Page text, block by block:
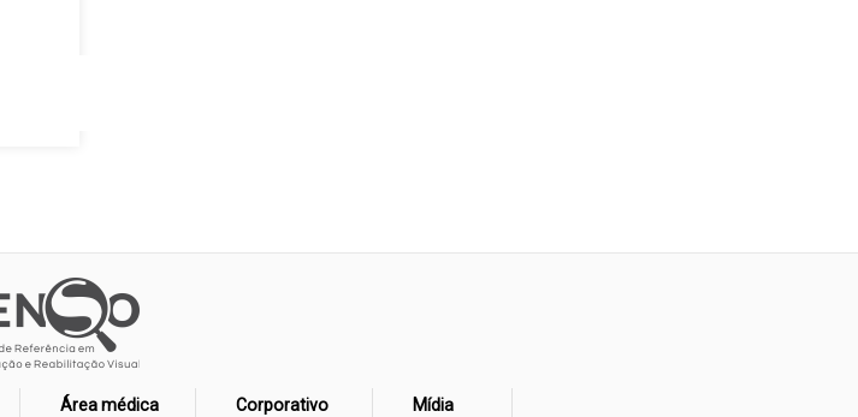
Área médica
Corporativo
Mídia